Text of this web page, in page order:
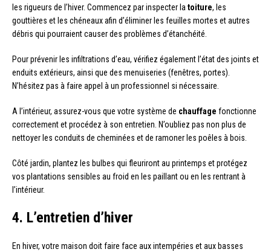
les rigueurs de l’hiver. Commencez par inspecter latoiture, les
gouttières et les chéneaux afin d’éliminer les feuilles mortes et autres
débris qui pourraient causer des problèmes d’étanchéité.
Pour prévenir les infiltrations d’eau, vérifiez également l’état des joints et
enduits extérieurs, ainsi que des menuiseries (fenêtres, portes).
N’hésitez pas à faire appel à un professionnel si nécessaire.
A l’intérieur, assurez-vous que votre système de chauffage fonctionne
correctement et procédez à son entretien. N’oubliez pas non plus de
nettoyer les conduits de cheminées et de ramoner les poêles à bois.
Côté jardin, plantez les bulbes qui fleuriront au printemps et protégez
vos plantations sensibles au froid en les paillant ou en les rentrant à
l’intérieur.
4. L’entretien d’hiver
En hiver, votre maison doit faire face aux intempéries et aux basses